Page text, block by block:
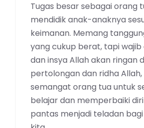
Tugas besar sebagai orang
mendidik anak-anaknya
keimanan. Memang
yang cukup berat, tapi wajib
dan insya Allah akan ringan
pertolongan dan ridha
semangat orang tua untuk
belajar dan memperbaiki
pantas menjadi teladan